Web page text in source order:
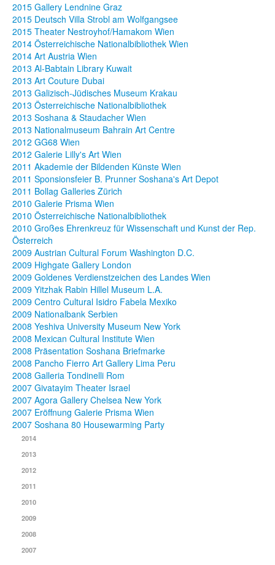
2015 Gallery Lendnine Graz
2015 Deutsch Villa Strobl am Wolfgangsee
2015 Theater Nestroyhof/Hamakom Wien
2014 Österreichische Nationalbibliothek Wien
2014 Art Austria Wien
2013 Al-Babtain Library Kuwait
2013 Art Couture Dubai
2013 Galizisch-Jüdisches Museum Krakau
2013 Österreichische Nationalbibliothek
2013 Soshana & Staudacher Wien
2013 Nationalmuseum Bahrain Art Centre
2012 GG68 Wien
2012 Galerie Lilly's Art Wien
2011 Akademie der Bildenden Künste Wien
2011 Sponsionsfeier B. Prunner Soshana's Art Depot
2011 Bollag Galleries Zürich
2010 Galerie Prisma Wien
2010 Österreichische Nationalbibliothek
2010 Großes Ehrenkreuz für Wissenschaft und Kunst der Rep.
Österreich
2009 Austrian Cultural Forum Washington D.C.
2009 Highgate Gallery London
2009 Goldenes Verdienstzeichen des Landes Wien
2009 Yitzhak Rabin Hillel Museum L.A.
2009 Centro Cultural Isidro Fabela Mexiko
2009 Nationalbank Serbien
2008 Yeshiva University Museum New York
2008 Mexican Cultural Institute Wien
2008 Präsentation Soshana Briefmarke
2008 Pancho Fierro Art Gallery Lima Peru
2008 Galleria Tondinelli Rom
2007 Givatayim Theater Israel
2007 Agora Gallery Chelsea New York
2007 Eröffnung Galerie Prisma Wien
2007 Soshana 80 Housewarming Party
2014
2013
2012
2011
2010
2009
2008
2007